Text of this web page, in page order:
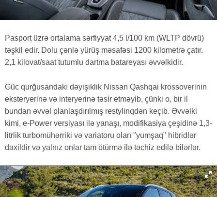
Pasport üzrə ortalama sərfiyyat 4,5 l/100 km (WLTP dövrü)
təşkil edir. Dolu çənlə yürüş məsafəsi 1200 kilometrə çatır.
2,1 kilovat/saat tutumlu dartma batareyası əvvəlkidir.
Güc qurğusandakı dəyişiklik Nissan Qashqai krossoverinin
eksteryerinə və interyerinə təsir etməyib, çünki o, bir il
bundan əvvəl planlaşdırılmış restylinqdən keçib. Əvvəlki
kimi, e-Power versiyası ilə yanaşı, modifikasiya çeşidinə 1,3-
litrlik turbomühərriki və variatoru olan "yumşaq" hibridlər
daxildir və yalnız onlar tam ötürmə ilə təchiz edilə bilərlər.